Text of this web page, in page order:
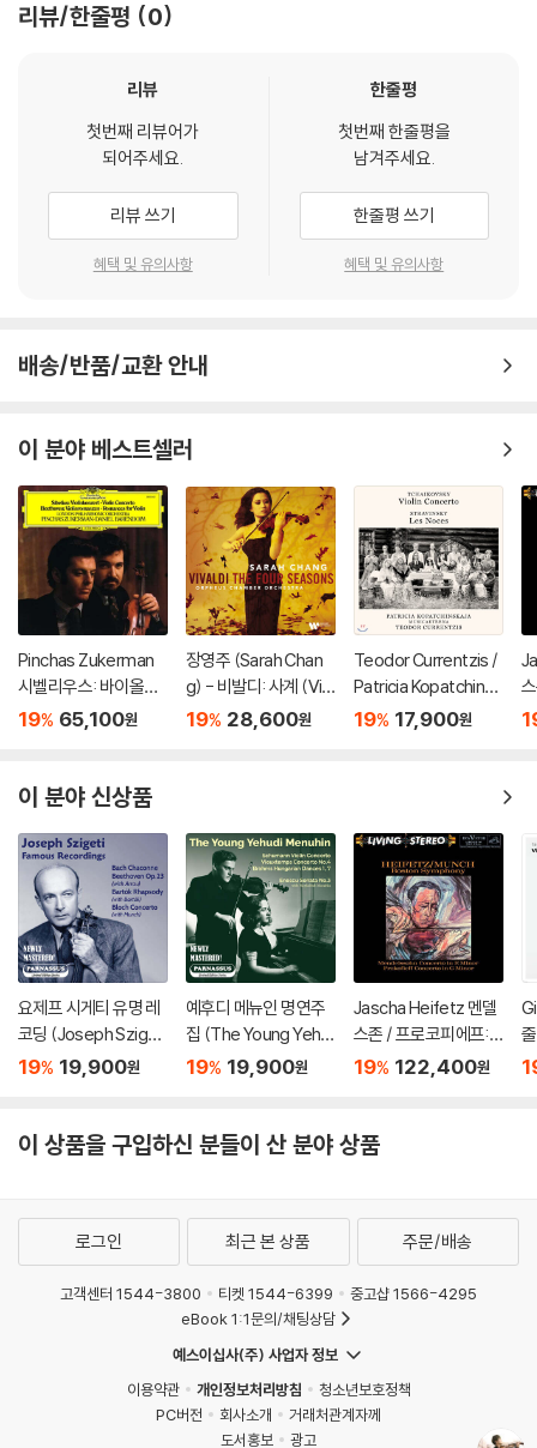
리뷰/한줄평 0
리뷰
첫번째 리뷰어가
되어주세요.
리뷰 쓰기
혜택 및 유의사항
한줄평
첫번째 한줄평을
남겨주세요.
한줄평 쓰기
혜택 및 유의사항
배송/반품/교환 안내
이 분야 베스트셀러
Pinchas Zukerman
시벨리우스: 바이올린
협주곡 / 베토벤: 로망
n: Romances For) [L
19% 65,100원
장영주 (Sarah Chan
g) - 비발디: 사계 (Viv
aldi: The Four Seaso
19% 28,600원
Teodor Currentzis /
Patricia Kopatchinsk
aja 차이코프스키: 바이
19% 17,900원
이 분야 신상품
요제프 시게티 유명 레
코딩 (Joseph Szigeti
Famous Recording
19% 19,900원
예후디 메뉴인 명연주
집 (The Young Yehu
di Menuhin)
19% 19,900원
Jascha Heifetz 멘델
스존 / 프로코피에프:
바이올린 협주곡 - 야
19% 122,400원
이 상품을 구입하신 분들이 산 분야 상품
로그인 최근 본 상품 주문/배송
고객센터 1544-3800 티켓 1544-6399
중고샵 1566-4295
eBook 1:1문의/채팅상담
예스이십사(주) 사업자 정보
이용약관
개인정보처리방침
청소년보호정책
PC버전
회사소개
거래처관계자께
도서홍보
광고